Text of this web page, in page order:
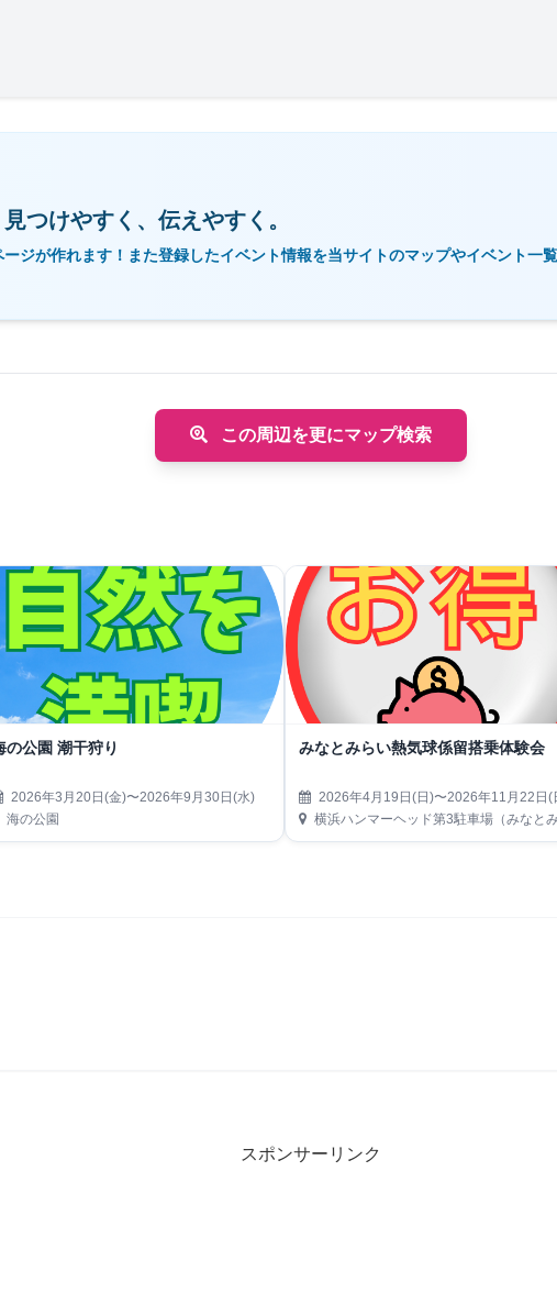
見つけやすく、伝えやすく。
ージが作れます！また登録したイベント情報を当サイトのマップやイベント一
この周辺を更にマップ検索
の公園 潮干狩り
2026年3月20日(金)〜2026年9月30日(水)
海の公園
みなとみらい熱気球係留搭乗体験会
2026年4月19日(日)〜2026年11月22日(
横浜ハンマーヘッド第3駐車場（みなとみらい21地区
スポンサーリンク